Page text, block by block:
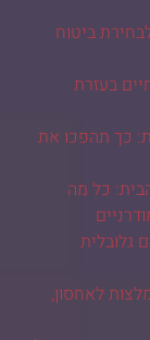
ביטוח
בעזרת
כך תהפכו את
כל מה
גלובלית
לאחסון,